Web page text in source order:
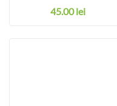
45.00lei